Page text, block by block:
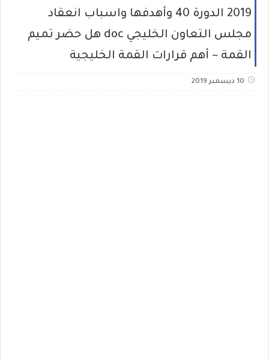
2019 الدورة 40 وأهدفها واسباب انعقاد
مجلس التعاون الخليجي doc هل حضر تميم
القمة ~ أهم قرارات القمة الخليجية
10 ديسمبر 2019